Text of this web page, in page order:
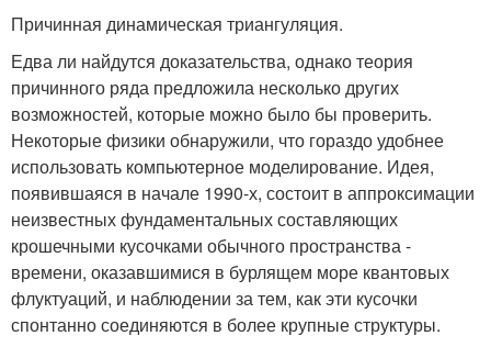
Причинная динамическая триангуляция.
Едва ли найдутся доказательства, однако теория
причинного ряда предложила несколько других
возможностей, которые можно было бы проверить.
Некоторые физики обнаружили, что гораздо удобнее
использовать компьютерное моделирование. Идея,
появившаяся в начале 1990-х, состоит в аппроксимации
неизвестных фундаментальных составляющих
крошечными кусочками обычного пространства -
времени, оказавшимися в бурлящем море квантовых
флуктуаций, и наблюдении за тем, как эти кусочки
спонтанно соединяются в более крупные структуры.